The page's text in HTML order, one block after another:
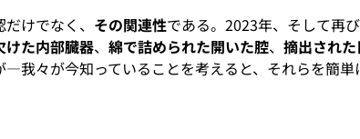
けでなく、 その関連性である。2023年、そして再
けた内部臓器、綿で詰められた開いた腔、摘出された
我々が今知っていることを考えると、それらを簡単